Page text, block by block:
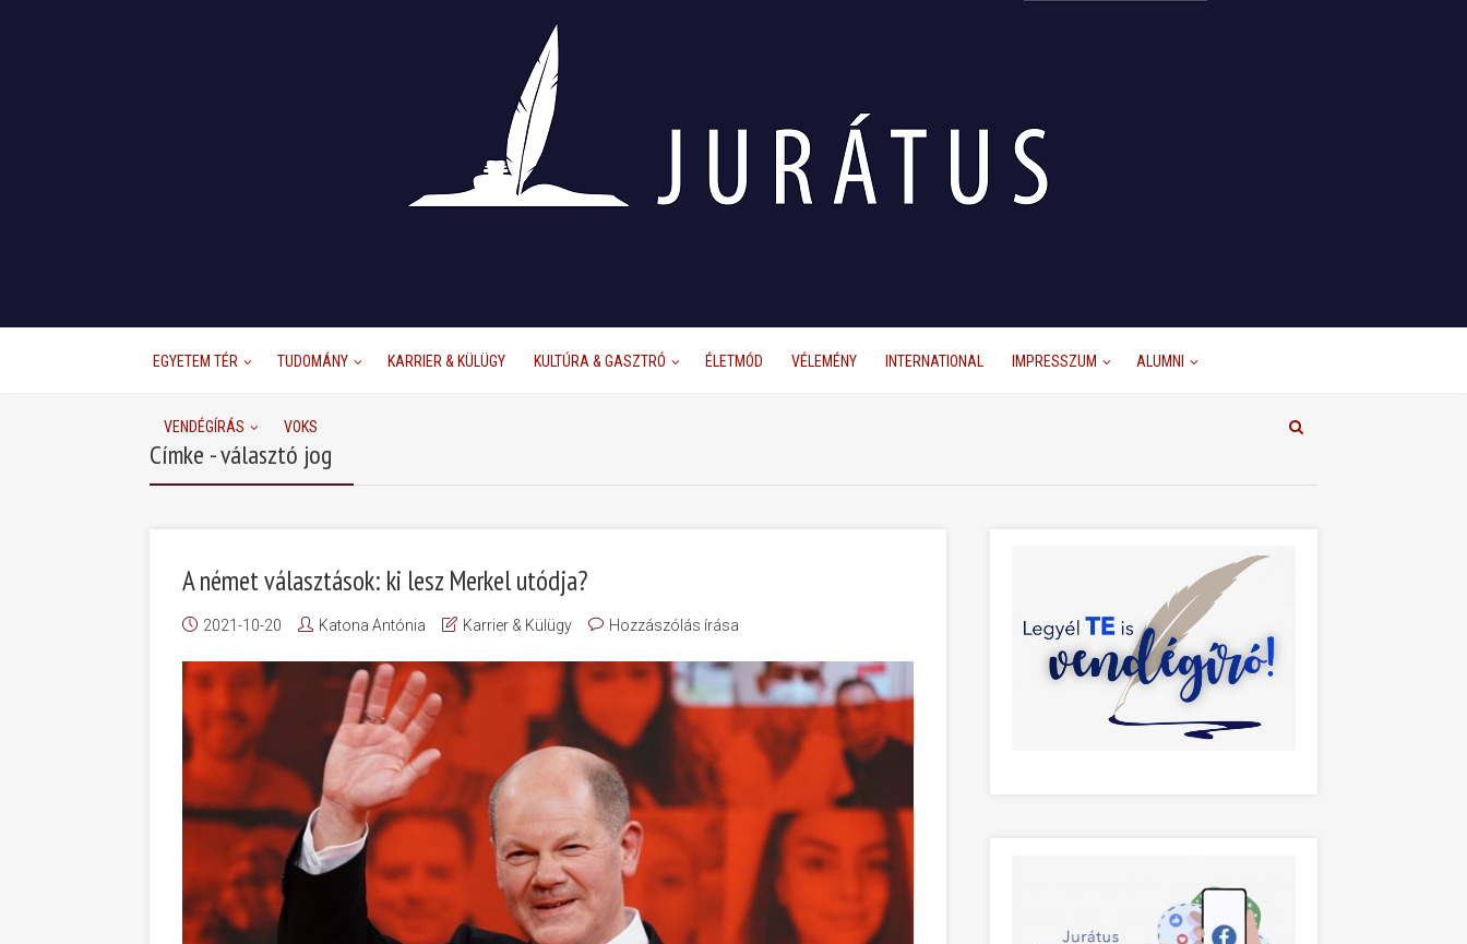
EGYETEM TÉR TUDOMÁNY KARRIER & KÜLÜGY KULTÚRA & GASZTRÓ ÉLETMÓD VÉLEMÉNY INTERNATIONAL IMPRESSZUM ALUMNI
VENDÉGÍRÁS VOKS
Címke - választó jog
A német választások: ki lesz Merkel utódja?
2021-10-20 Katona Antónia Karrier & Külügy Hozzászólás írása